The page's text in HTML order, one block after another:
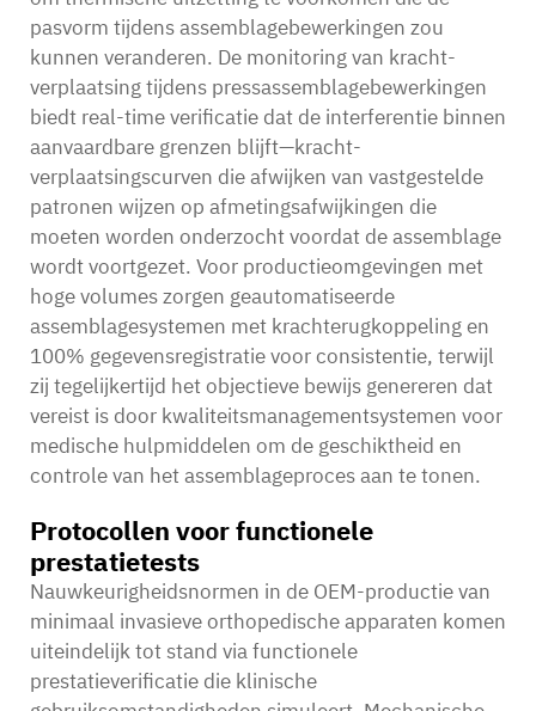
pasvorm tijdens assemblagebewerkingen zou
kunnen veranderen. De monitoring van kracht-
verplaatsing tijdens pressassemblagebewerkingen
biedt real-time verificatie dat de interferentie binnen
aanvaardbare grenzen blijft—kracht-
verplaatsingscurven die afwijken van vastgestelde
patronen wijzen op afmetingsafwijkingen die
moeten worden onderzocht voordat de assemblage
wordt voortgezet. Voor productieomgevingen met
hoge volumes zorgen geautomatiseerde
assemblagesystemen met krachterugkoppeling en
100% gegevensregistratie voor consistentie, terwijl
zij tegelijkertijd het objectieve bewijs genereren dat
vereist is door kwaliteitsmanagementsystemen voor
medische hulpmiddelen om de geschiktheid en
controle van het assemblageproces aan te tonen.
Protocollen voor functionele
prestatietests
Nauwkeurigheidsnormen in de OEM-productie van
minimaal invasieve orthopedische apparaten komen
uiteindelijk tot stand via functionele
prestatieverificatie die klinische